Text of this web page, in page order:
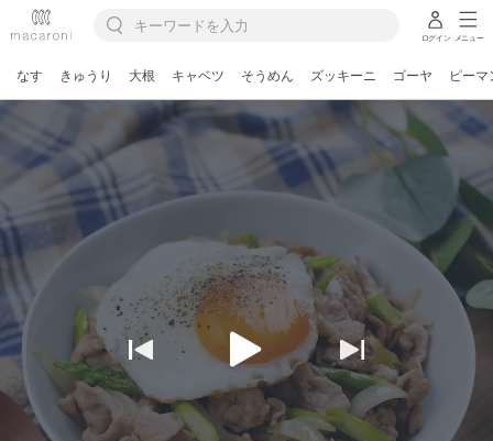
ログイン メニュー
なす きゅうり 大根 キャベツ そうめん ズッキーニ ゴーヤ ピーマ